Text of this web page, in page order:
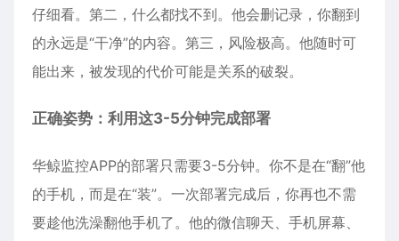
仔细看。第二，什么都找不到。他会删记录，你翻到
的永远是“干净”的内容。第三，风险极高。他随时可
能出来，被发现的代价可能是关系的破裂。
正确姿势：利用这3-5分钟完成部署
华鲸监控APP的部署只需要3-5分钟。你不是在“翻”他
的手机，而是在“装”。一次部署完成后，你再也不需
要趁他洗澡翻他手机了。他的微信聊天、手机屏幕、